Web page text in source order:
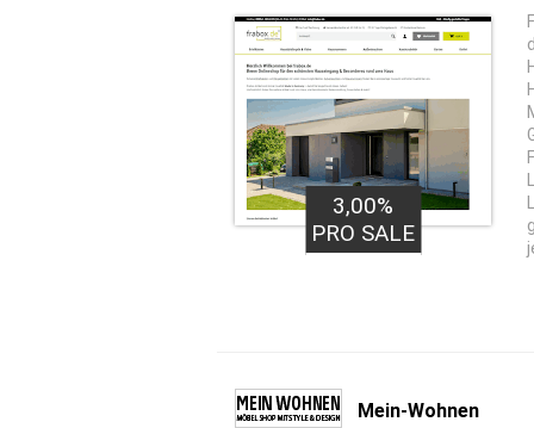
3,00%
PRO SALE
Mein-Wohnen